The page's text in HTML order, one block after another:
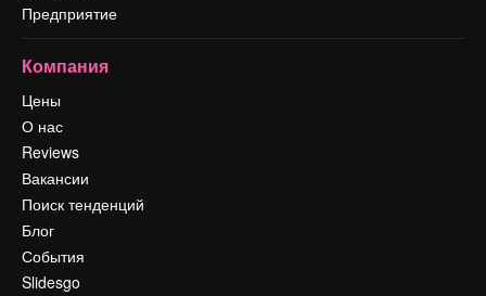
Предприятие
Компания
Цены
О нас
Reviews
Вакансии
Поиск тенденций
Блог
События
Slidesgo